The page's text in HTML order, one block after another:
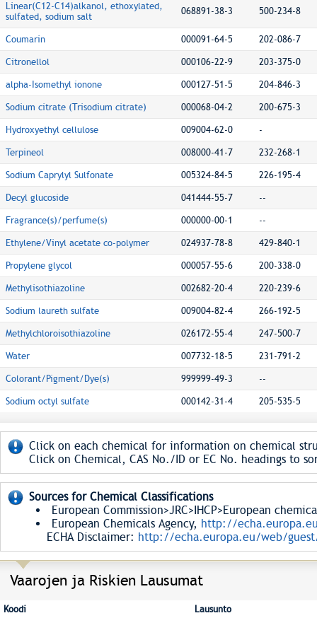
Linear(C12-C14)alkanol, ethoxylated,
sulfated, sodium salt
068891-38-3 500-234-8
Coumarin 000091-64-5 202-086-7
Citronellol 000106-22-9 203-375-0
alpha-Isomethyl ionone 000127-51-5 204-846-3
Sodium citrate (Trisodium citrate) 000068-04-2 200-675-3
Hydroxyethyl cellulose 009004-62-0 -
Terpineol 008000-41-7 232-268-1
Sodium Caprylyl Sulfonate 005324-84-5 226-195-4
Decyl glucoside 041444-55-7 --
Fragrance(s)/perfume(s) 000000-00-1 --
Ethylene/Vinyl acetate co-polymer 024937-78-8 429-840-1
Propylene glycol 000057-55-6 200-338-0
Methylisothiazoline 002682-20-4 220-239-6
Sodium laureth sulfate 009004-82-4 266-192-5
Methylchloroisothiazoline 026172-55-4 247-500-7
Water 007732-18-5 231-791-2
Colorant/Pigment/Dye(s) 999999-49-3 --
Sodium octyl sulfate 000142-31-4 205-535-5
Click on each chemical for information on chemical
Click on Chemical, CAS No./ID or EC No. headings to
Sources for Chemical Classifications
European Commission>JRC>IHCP>European
European Chemicals Agency, http://
ECHA Disclaimer: http://echa.europa.eu/web/
Vaarojen ja Riskien Lausumat
Koodi Lausunto